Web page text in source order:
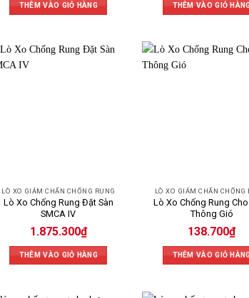
THÊM VÀO GIỎ HÀNG THÊM VÀO GIỎ
LÒ XO GIẢM CHẤN CHỐNG RUNG
Lò Xo Chống Rung Đặt Sàn
SMCA IV
1.875.300₫
THÊM VÀO GIỎ HÀNG
LÒ XO GIẢM CHẤN CHỐNG
Lò Xo Chống Rung
Thông Gió
138.700₫
THÊM VÀO GIỎ